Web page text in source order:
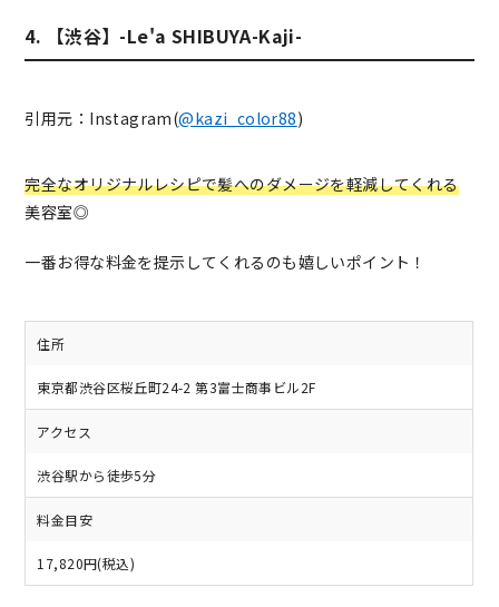
4. 【渋谷】-Le'a SHIBUYA-Kaji-
引用元：Instagram(@kazi_color88)
完全なオリジナルレシピで髪へのダメージを軽減してくれる
美容室◎
一番お得な料金を提示してくれるのも嬉しいポイント！
住所
東京都渋谷区桜丘町24-2 第3富士商事ビル2F
アクセス
渋谷駅から徒歩5分
料金目安
17,820円(税込)